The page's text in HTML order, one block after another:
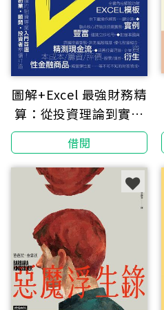
圖解+Excel 最強財務精
算：從投資理論到實務
實戰 交易決策金鑰自己
掌握
借閱